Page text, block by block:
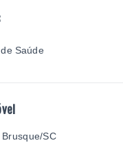
Saúde
SC